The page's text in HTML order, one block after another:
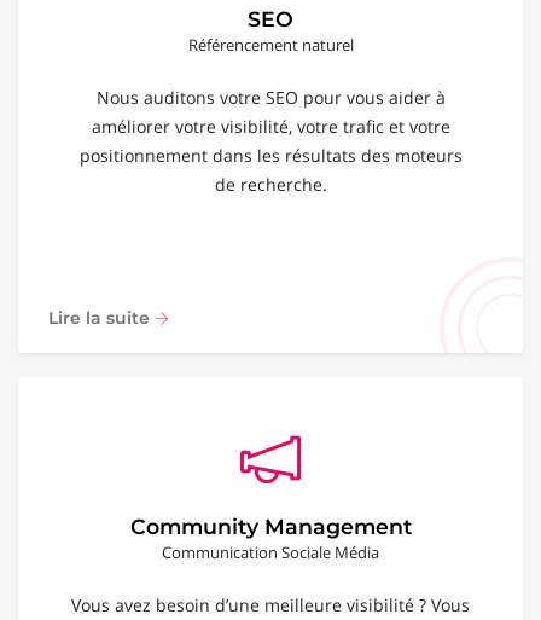
SEO
Référencement naturel
Nous auditons votre SEO pour vous aider à
améliorer votre visibilité, votre trafic et votre
positionnement dans les résultats des moteurs
de recherche.
Lire la suite
Community Management
Communication Sociale Média
Vous avez besoin d’une meilleure visibilité ? Vous